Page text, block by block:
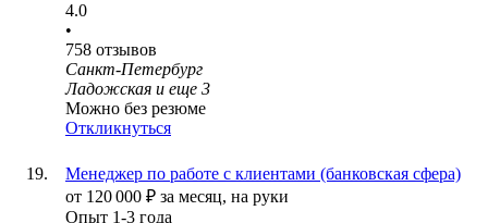
4.0
•
758 отзывов
Санкт-Петербург
Ладожская и еще 3
Можно без резюме
Откликнуться
Менеджер по работе с клиентами (банковская сфера)
от 120 000 ₽ за месяц, на руки
Опыт 1-3 года